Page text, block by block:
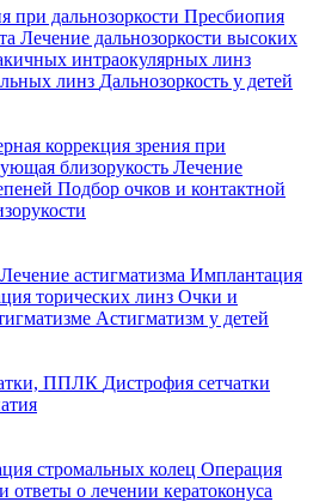
при дальнозоркости Пресбиопия
Лечение дальнозоркости высоких
интраокулярных линз
линз Дальнозоркость у детей
коррекция зрения при
близорукость Лечение
Подбор очков и контактной
Лечение астигматизма Имплантация
торических линз Очки и
Астигматизм у детей
ППЛК Дистрофия сетчатки
стромальных колец Операция
ответы о лечении кератоконуса